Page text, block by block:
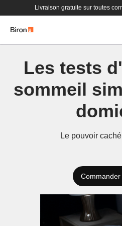
Livraison gratuite sur toutes
contenuLes tests
sommeil
Le pouvoir